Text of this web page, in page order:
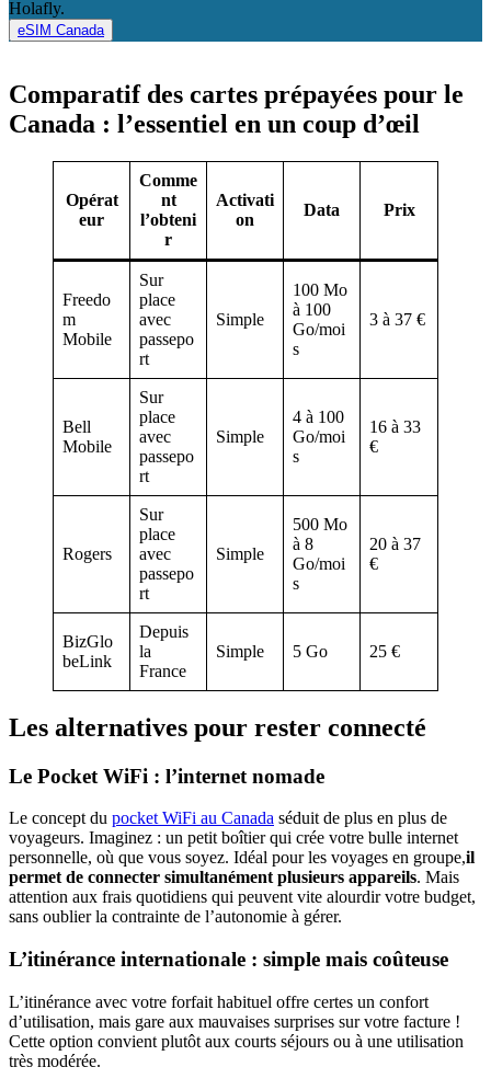
Holafly.
eSIM Canada
Comparatif des cartes prépayées pour le
Canada : l’essentiel en un coup d’œil
Opérat
eur
Comme
nt
l’obteni
r
Activati
on
Data Prix
Freedo
m
Mobile
Sur
place
avec
passepo
rt
Simple
100 Mo
à 100
Go/moi
s
3 à 37 €
Bell
Mobile
Sur
place
avec
passepo
rt
Simple
4 à 100
Go/moi
s
16 à 33
€
Rogers
Sur
place
avec
passepo
rt
Simple
500 Mo
à 8
Go/moi
s
20 à 37
€
BizGlo
beLink
Depuis
la
France
Simple 5 Go 25 €
Les alternatives pour rester connecté
Le Pocket WiFi : l’internet nomade
Le concept du pocket WiFi au Canada séduit de plus en plus de
voyageurs. Imaginez : un petit boîtier qui crée votre bulle internet
personnelle, où que vous soyez. Idéal pour les voyages en groupe,il
permet de connecter simultanément plusieurs appareils. Mais
attention aux frais quotidiens qui peuvent vite alourdir votre budget,
sans oublier la contrainte de l’autonomie à gérer.
L’itinérance internationale : simple mais coûteuse
L’itinérance avec votre forfait habituel offre certes un confort
d’utilisation, mais gare aux mauvaises surprises sur votre facture !
Cette option convient plutôt aux courts séjours ou à une utilisation
très modérée.